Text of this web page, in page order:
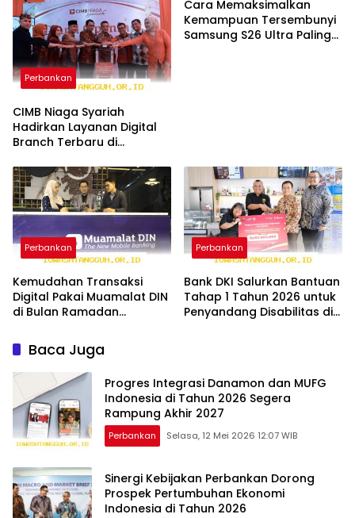
Perbankan
CIMB Niaga Syariah
Hadirkan Layanan Digital
Branch Terbaru di
Cara Memaksimalkan
Kemampuan Tersembunyi
Samsung S26 Ultra Paling
Perbankan
Kemudahan Transaksi
Digital Pakai Muamalat DIN
di Bulan Ramadan
Perbankan
Bank DKI Salurkan Bantuan
Tahap 1 Tahun 2026 untuk
Penyandang Disabilitas di
Baca Juga
Progres Integrasi Danamon dan MUFG
Indonesia di Tahun 2026 Segera
Rampung Akhir 2027
Perbankan Selasa, 12 Mei 2026 12:07 WIB
Sinergi Kebijakan Perbankan Dorong
Prospek Pertumbuhan Ekonomi
Indonesia di Tahun 2026